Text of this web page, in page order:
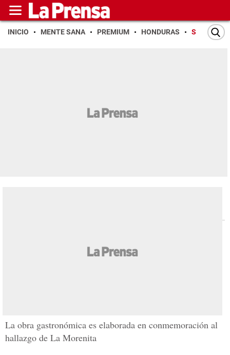
INICIO MENTE SANA PREMIUM HONDURAS SAN PEDRO
Elaboran pastel con
réplica de la Virgen de
La obra gastronómica es elaborada en conmemoración al
hallazgo de La Morenita